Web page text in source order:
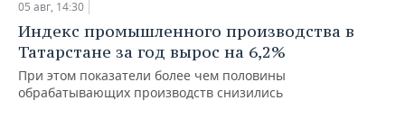
05 авг, 14:30
Индекс промышленного производства в
Татарстане за год вырос на 6,2%
При этом показатели более чем половины
обрабатывающих производств снизились